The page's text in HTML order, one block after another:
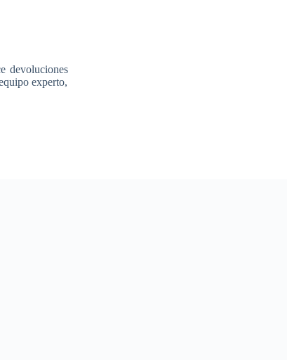
devoluciones
experto,